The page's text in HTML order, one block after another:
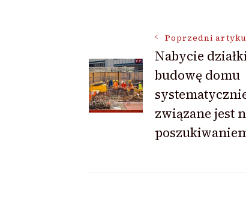
Nawigacja
wpisu
Poprzedni
Nabycie
budowę domu
związane jest